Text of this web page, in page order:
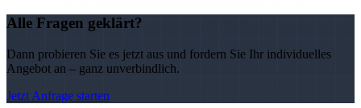
Alle Fragen geklärt?
Dann probieren Sie es jetzt aus und fordern Sie Ihr individuelles
Angebot an – ganz unverbindlich.
Jetzt Anfrage starten